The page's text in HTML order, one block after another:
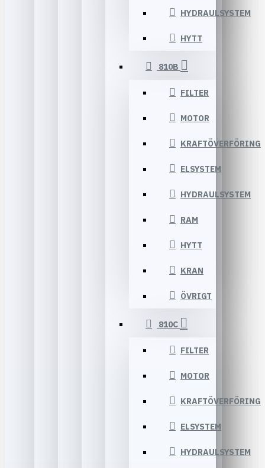
HYDRAULSYSTEM
HYTT
810B
FILTER
MOTOR
KRAFTÖVERFÖRING
ELSYSTEM
HYDRAULSYSTEM
RAM
HYTT
KRAN
ÖVRIGT
810C
FILTER
MOTOR
KRAFTÖVERFÖRING
ELSYSTEM
HYDRAULSYSTEM